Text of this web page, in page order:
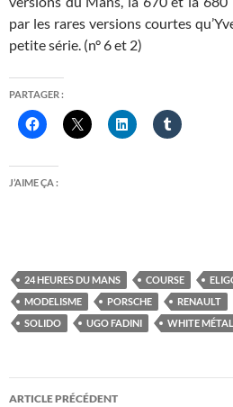
par les rares versions courtes
petite série. (n° 6 et 2)
PARTAGER :
J’AIME ÇA :
24 HEURES DU MANS COURSE
MODELISME
PORSCHE RENAULT
SOLIDO
UGO FADINI WHITE MÉTAL
Navigation
ARTICLE PRÉCÉDENT